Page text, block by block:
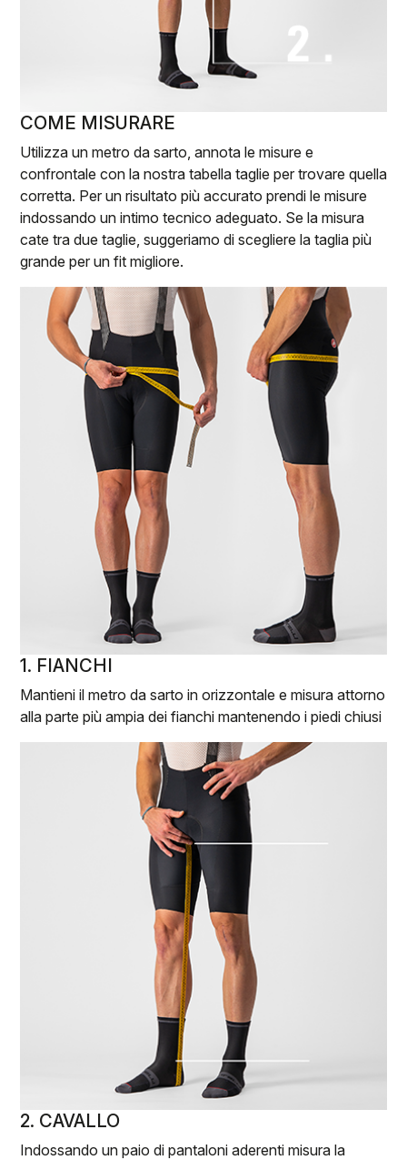
COME MISURARE
Utilizza un metro da sarto, annota le misure e
confrontale con la nostra tabella taglie per trovare quella
corretta. Per un risultato più accurato prendi le misure
indossando un intimo tecnico adeguato. Se la misura
cate tra due taglie, suggeriamo di scegliere la taglia più
grande per un fit migliore.
1. FIANCHI
Mantieni il metro da sarto in orizzontale e misura attorno
alla parte più ampia dei fianchi mantenendo i piedi chiusi
2. CAVALLO
Indossando un paio di pantaloni aderenti misura la